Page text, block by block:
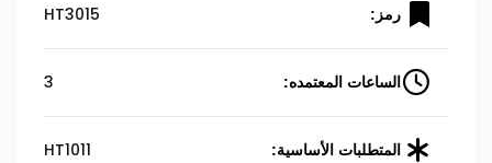
رمز: HT3015
الساعات المعتمده: 3
المتطلبات الأساسية: HT1011